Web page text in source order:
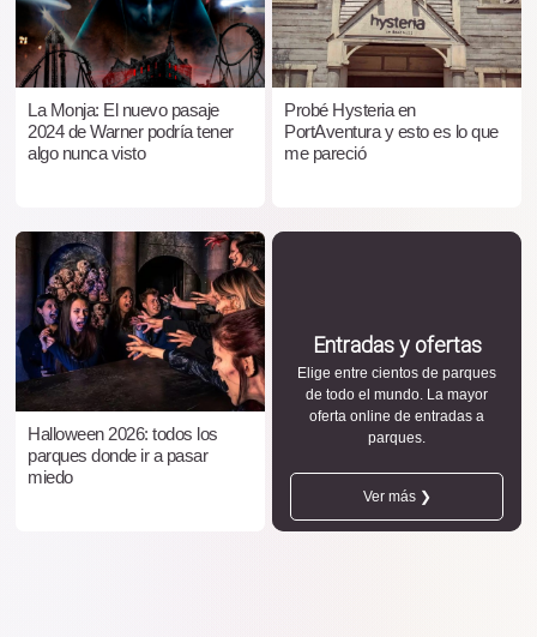
La Monja: El nuevo pasaje
2024 de Warner podría tener
algo nunca visto
Probé Hysteria en
PortAventura y esto es lo que
me pareció
Halloween 2026: todos los
parques donde ir a pasar
miedo
Entradas y ofertas
Elige entre cientos de parques
de todo el mundo. La mayor
oferta online de entradas a
parques.
Ver más ❯